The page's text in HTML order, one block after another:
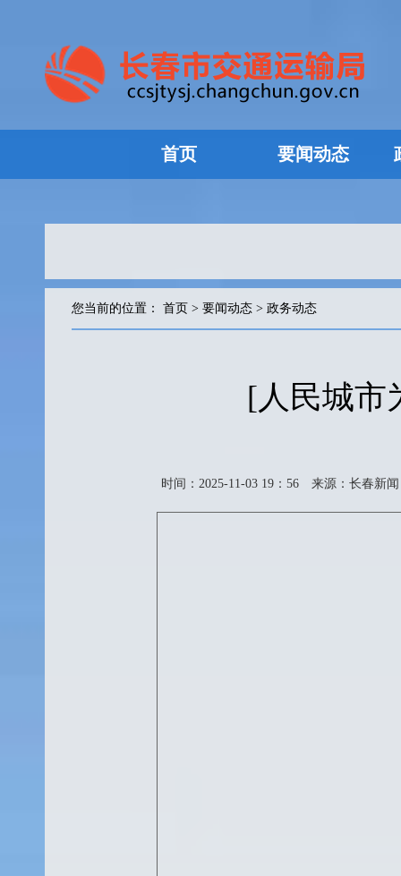
首页 要闻动态
您当前的位置： 首页 > 要闻动态 > 政务动态
[人民城市
时间：2025-11-03 19：56 来源：长春新闻